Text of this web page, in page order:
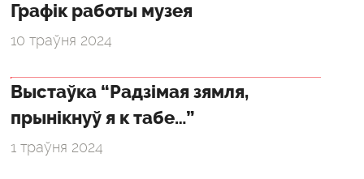
Графік работы музея
10 траўня 2024
Выстаўка “Радзімая зямля,
прынікнуў я к табе…”
1 траўня 2024